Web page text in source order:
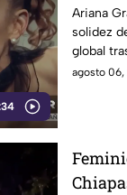
el pop
Ariana
solidez
global
agosto 06,